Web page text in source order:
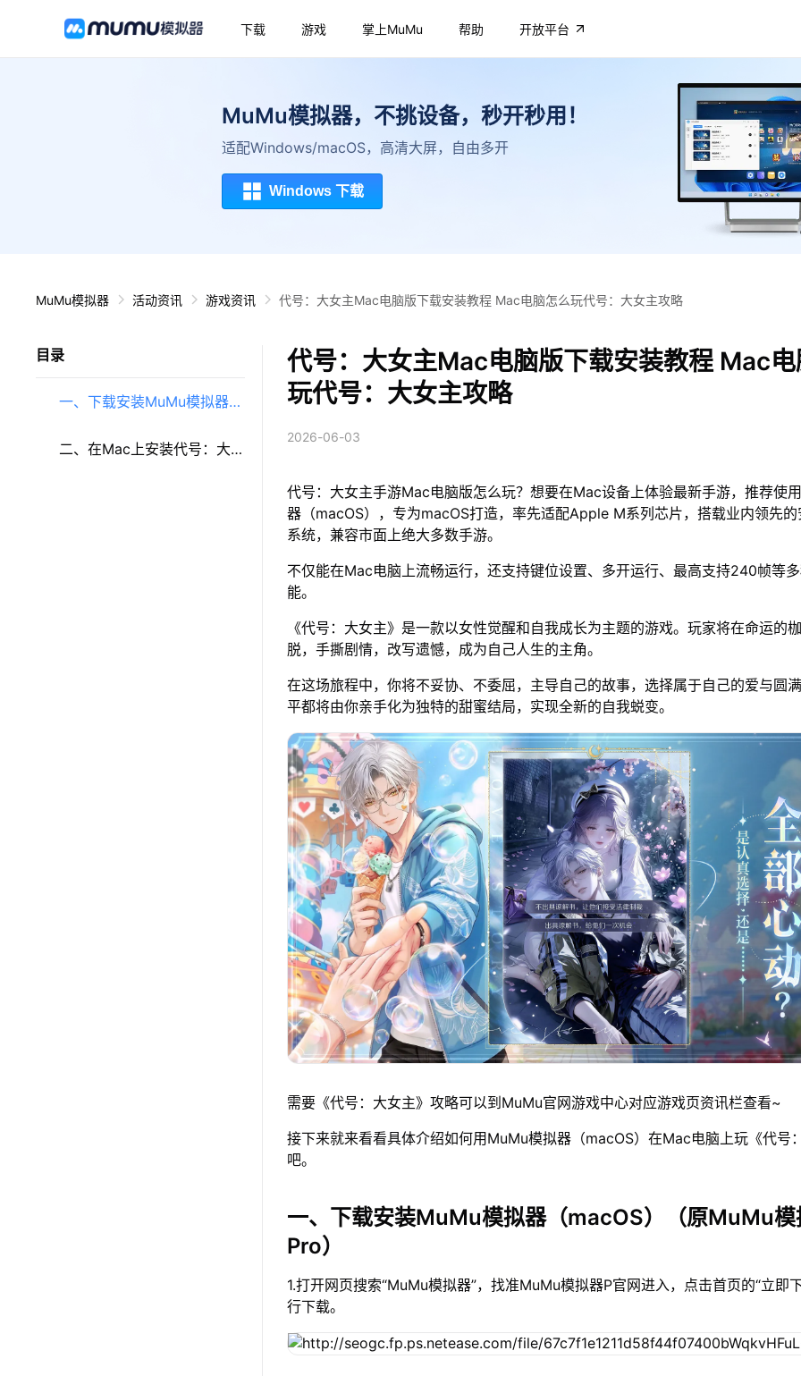
下载 游戏 掌上MuMu 帮助 开放平台
MuMu模拟器，不挑设备，秒开秒用！
适配Windows/macOS，高清大屏，自由多开
Windows 下载
MuMu模拟器 活动资讯 游戏资讯 代号：大女主Mac电脑版下载安装教程 Mac电脑怎么玩代号：大女主攻略
目录
一、下载安装MuMu模拟器
（macOS）（原MuMu模拟
二、在Mac上安装代号：大
代号：大女主Mac电脑版下载安装教程 Mac
玩代号：大女主攻略
2026-06-03
代号：大女主手游Mac电脑版怎么玩？想要在Mac设备上体验最新手游，推荐使
器（macOS），专为macOS打造，率先适配Apple M系列芯片，搭载业内领先的
系统，兼容市面上绝大多数手游。
不仅能在Mac电脑上流畅运行，还支持键位设置、多开运行、最高支持240帧等
能。
《代号：大女主》是一款以女性觉醒和自我成长为主题的游戏。玩家将在命运的
脱，手撕剧情，改写遗憾，成为自己人生的主角。
在这场旅程中，你将不妥协、不委屈，主导自己的故事，选择属于自己的爱与圆
平都将由你亲手化为独特的甜蜜结局，实现全新的自我蜕变。
需要《代号：大女主》攻略可以到MuMu官网游戏中心对应游戏页资讯栏查看~
接下来就来看看具体介绍如何用MuMu模拟器（macOS）在Mac电脑上玩《代号
吧。
一、下载安装MuMu模拟器（macOS）（原MuMu模
Pro）
1.打开网页搜索“MuMu模拟器”，找准MuMu模拟器P官网进入，点击首页的“立即
行下载。